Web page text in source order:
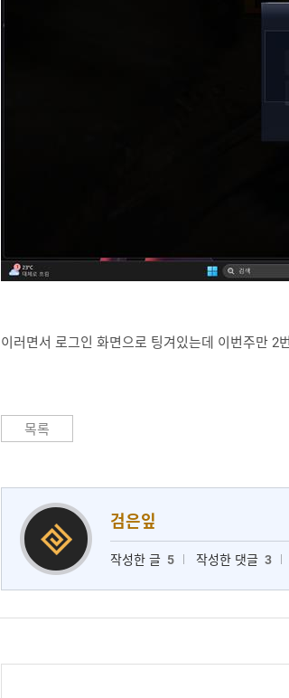
이러면서 로그인 화면으로 팅겨있는데 이번주만 2
목록
검은잎
작성한 글 5 작성한 댓글 3